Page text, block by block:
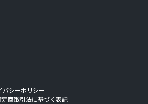
バシーポリシー
定商取引法に基づく表記